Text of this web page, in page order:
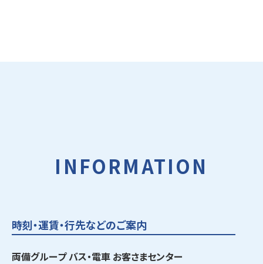
INFORMATION
時刻・運賃・行先などのご案内
両備グループ バス・電車 お客さまセンター